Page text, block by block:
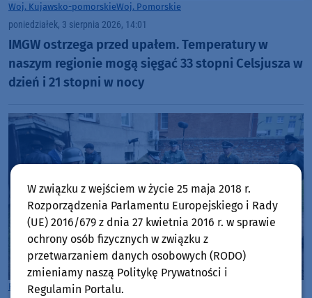
Woj. Kujawsko-pomorskieWoj. Pomorskie
poniedziałek, 3 sierpnia 2026, 14:01
IMGW ostrzega przed upałem. Temperatury w
naszym regionie mogą sięgać 33 stopni Celsjusza w
dzień i 21 stopni w nocy
Rozmowy w Weekend FMTuchola
W związku z wejściem w życie 25 maja 2018 r.
Rozporządzenia Parlamentu Europejskiego i Rady
(UE) 2016/679 z dnia 27 kwietnia 2016 r. w sprawie
ochrony osób fizycznych w związku z
przetwarzaniem danych osobowych (RODO)
zmieniamy naszą Politykę Prywatności i
Regulamin Portalu.